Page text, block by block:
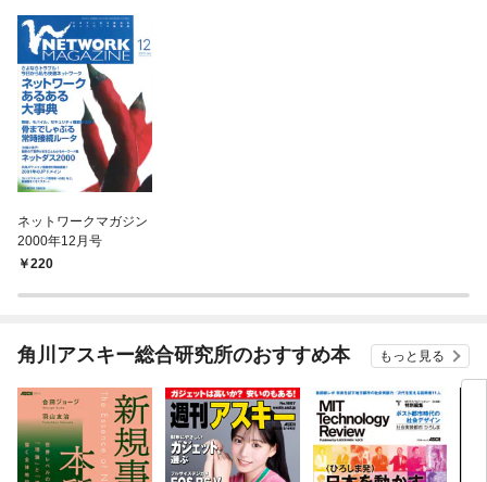
ネットワークマガジン
2000年12月号
220
角川アスキー総合研究所のおすすめ本 もっと見る